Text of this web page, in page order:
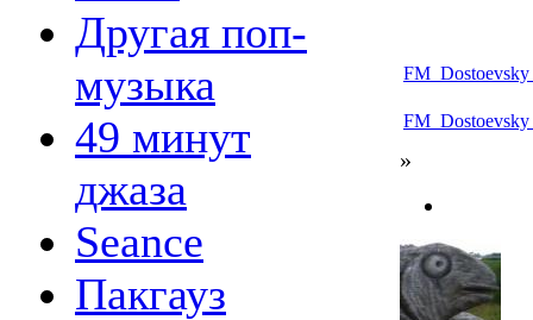
Другая поп-
музыка
49 минут
джаза
Seance
Пакгауз
»